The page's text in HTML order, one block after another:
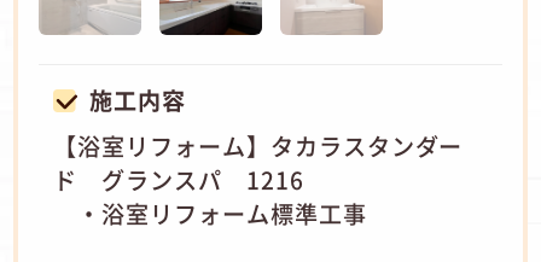
施工内容
【浴室リフォーム】タカラスタンダー
ド グランスパ 1216
・浴室リフォーム標準工事